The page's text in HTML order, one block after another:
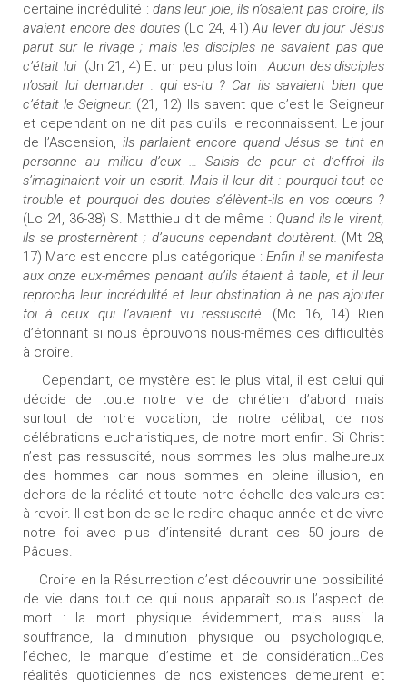
certaine incrédulité : dans leur joie, ils n’osaient pas croire, ils
avaient encore des doutes (Lc 24, 41) Au lever du jour Jésus
parut sur le rivage ; mais les disciples ne savaient pas que
c’était lui (Jn 21, 4) Et un peu plus loin :Aucun des disciples
n’osait lui demander : qui es-tu ? Car ils savaient bien que
c’était le Seigneur. (21, 12) Ils savent que c’est le Seigneur
et cependant on ne dit pas qu’ils le reconnaissent. Le jour
de l’Ascension, ils parlaient encore quand Jésus se tint en
personne au milieu d’eux … Saisis de peur et d’effroi ils
s’imaginaient voir un esprit. Mais il leur dit : pourquoi tout ce
trouble et pourquoi des doutes s’élèvent-ils en vos cœurs ?
(Lc 24, 36-38) S. Matthieu dit de même : Quand ils le virent,
ils se prosternèrent ; d’aucuns cependant doutèrent. (Mt 28,
17) Marc est encore plus catégorique : Enfin il se manifesta
aux onze eux-mêmes pendant qu’ils étaient à table, et il leur
reprocha leur incrédulité et leur obstination à ne pas ajouter
foi à ceux qui l’avaient vu ressuscité. (Mc 16, 14) Rien
d’étonnant si nous éprouvons nous-mêmes des difficultés
à croire.
Cependant, ce mystère est le plus vital, il est celui qui
décide de toute notre vie de chrétien d’abord mais
surtout de notre vocation, de notre célibat, de nos
célébrations eucharistiques, de notre mort enfin. Si Christ
n’est pas ressuscité, nous sommes les plus malheureux
des hommes car nous sommes en pleine illusion, en
dehors de la réalité et toute notre échelle des valeurs est
à revoir. Il est bon de se le redire chaque année et de vivre
notre foi avec plus d’intensité durant ces 50 jours de
Pâques.
Croire en la Résurrection c’est découvrir une possibilité
de vie dans tout ce qui nous apparaît sous l’aspect de
mort : la mort physique évidemment, mais aussi la
souffrance, la diminution physique ou psychologique,
l’échec, le manque d’estime et de considération…Ces
réalités quotidiennes de nos existences demeurent et